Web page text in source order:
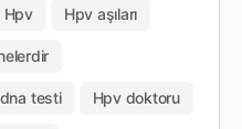
Hpv Hpv aşıları
testi Hpv doktoru